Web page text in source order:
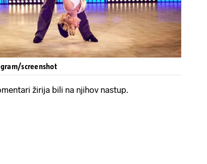
screenshot
žirija bili na njihov nastup.